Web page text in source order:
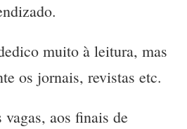
muito à leitura, mas
os jornais, revistas etc.
vagas, aos finais de